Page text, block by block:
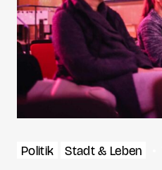
Politik Stadt & Leben